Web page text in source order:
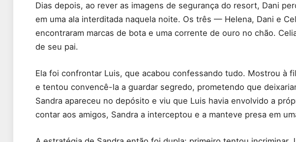
Dias depois, ao rever as imagens de segurança do resort, Dani
em uma ala interditada naquela noite. Os três — Helena, Dani e
encontraram marcas de bota e uma corrente de ouro no chão.
de seu pai.
Ela foi confrontar Luis, que acabou confessando tudo. Mostrou à
e tentou convencê-la a guardar segredo, prometendo que
Sandra apareceu no depósito e viu que Luis havia envolvido a
contar aos amigos, Sandra a interceptou e a manteve presa em